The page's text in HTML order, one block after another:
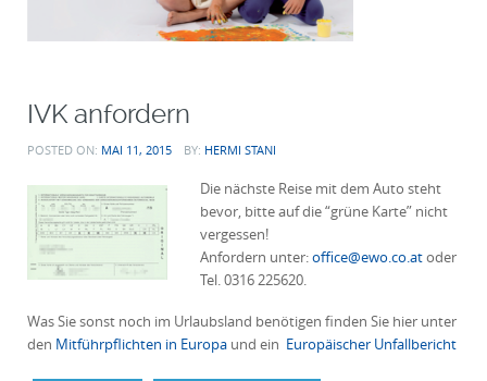
IVK anfordern
POSTED ON: MAI 11, 2015 BY: HERMI STANI
Die nächste Reise mit dem Auto steht
bevor, bitte auf die “grüne Karte” nicht
vergessen!
Anfordern unter:office@ewo.co.atoder
Tel. 0316 225620.
Was Sie sonst noch im Urlaubsland benötigen finden Sie hier unter
den Mitführpflichten in Europa und ein Europäischer Unfallbericht